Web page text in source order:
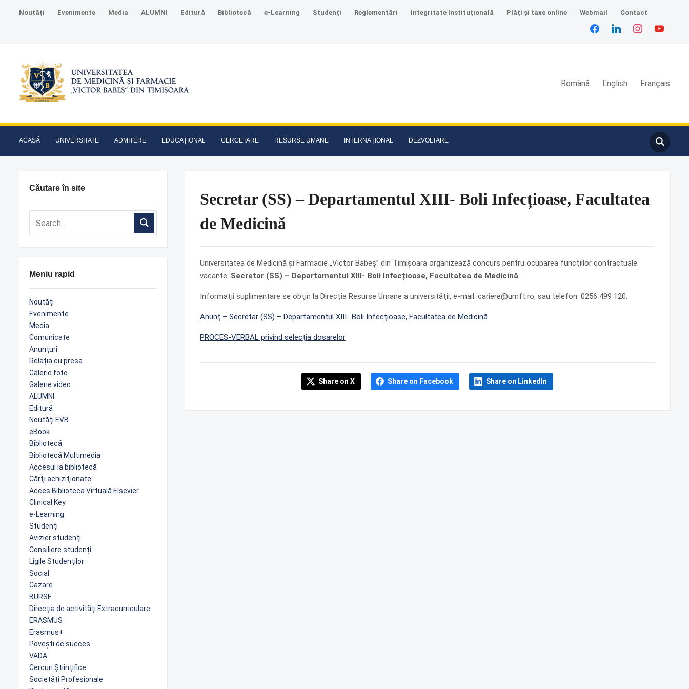
Noutăți Evenimente Media ALUMNI Editură Bibliotecă e-Learning Studenți Reglementări Integritate Instituțională Plăți și taxe online Webmail Contact
facebooklinkedin instagramyoutube
Română English Français
ACASĂ UNIVERSITATE ADMITERE EDUCAȚIONAL CERCETARE RESURSE UMANE INTERNAȚIONAL DEZVOLTARE
Căutare în site
Meniu rapid
Noutăți
Evenimente
Media
Comunicate
Anunțuri
Relația cu presa
Galerie foto
Galerie video
ALUMNI
Editură
Noutăți EVB
eBook
Bibliotecă
Bibliotecă Multimedia
Accesul la bibliotecă
Cărţi achiziţionate
Acces Biblioteca Virtuală Elsevier
Clinical Key
e-Learning
Studenți
Avizier studenți
Consiliere studenți
Ligile Studenților
Social
Cazare
BURSE
Direcția de activități Extracurriculare
ERASMUS
Erasmus+
Povești de succes
VADA
Cercuri Științifice
Societăți Profesionale
Secretar (SS) – Departamentul XIII- Boli Infecțioase, Facultatea
de Medicină
Universitatea de Medicină şi Farmacie „Victor Babeş” din Timişoara organizează concurs pentru ocuparea funcţiilor contractuale
vacante: Secretar (SS) – Departamentul XIII- Boli Infecțioase, Facultatea de Medicină
Informaţii suplimentare se obţin la Direcţia Resurse Umane a universităţii, e-mail: cariere@umft.ro, sau telefon: 0256 499 120.
Anunț – Secretar (SS) – Departamentul XIII- Boli Infecțioase, Facultatea de Medicină
PROCES-VERBAL privind selecția dosarelor
Share on X Share on Facebook Share on LinkedIn